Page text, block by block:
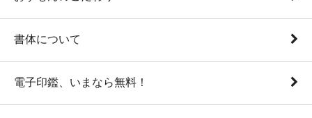
書体について
電子印鑑、いまなら無料！